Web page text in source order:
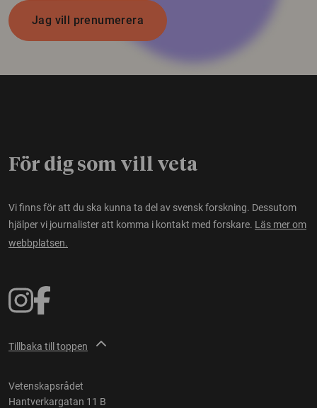
Jag vill prenumerera
För dig som vill veta
Vi finns för att du ska kunna ta del av svensk forskning. Dessutom
hjälper vi journalister att komma i kontakt med forskare. Läs mer om
webbplatsen.
Tillbaka till toppen
Vetenskapsrådet
Hantverkargatan 11 B